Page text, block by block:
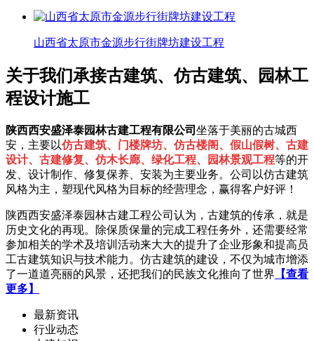
山西省太原市金源步行街牌坊建设工程
关于我们承接古建筑、仿古建筑、园林工
程设计施工
陕西西安盛泽泰园林古建工程有限公司 坐落于美丽的古城西
安，主要以仿古建筑、门楼牌坊、仿古楼阁、假山假树、古建
设计、古建修复、仿木长廊、绿化工程、园林景观工程等的开
发、设计制作、修复保养、安装为主要业务。公司以仿古建筑
风格为主，塑现代风格为目标的经营理念，赢得客户好评！
陕西西安盛泽泰园林古建工程公司认为，古建筑的传承，就是
历史文化的再现。除保质保量的完成工程任务外，还需要经常
参加相关的学术及培训活动来大大的提升了企业形象和提高员
工古建筑知识与技术能力。仿古建筑的建设，不仅为城市增添
了一道道亮丽的风景，还把我们的民族文化推向了世界 【查看
更多】
最新资讯
行业动态